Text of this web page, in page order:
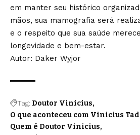
em manter seu histórico
mãos, sua mamografia será
e o respeito que sua saúde
longevidade e bem-estar.
Autor: Daker Wyjor
Tag: Doutor Vinicius
O que aconteceu com Vinicius
Quem é Doutor Vinicius